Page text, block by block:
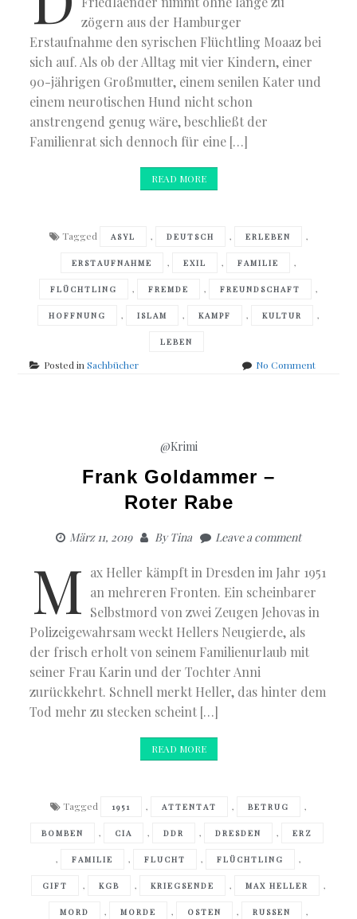
zögern aus der Hamburger
Erstaufnahme den syrischen Flüchtling Moaaz bei
sich auf. Als ob der Alltag mit vier Kindern, einer
90-jährigen Großmutter, einem senilen Kater und
einem neurotischen Hund nicht schon
anstrengend genug wäre, beschließt der
Familienrat sich dennoch für eine […]
READ MORE
Tagged ASYL , DEUTSCH , ERLEBEN ,
ERSTAUFNAHME , EXIL , FAMILIE ,
FLÜCHTLING , FREMDE , FREUNDSCHAFT ,
HOFFNUNG , ISLAM , KAMPF , KULTUR ,
LEBEN
Posted inSachbücher No Commenton
@Krimi
Frank Goldammer –
Roter Rabe
März 11, 2019 ByTina Leave a comment
M ax Heller kämpft in Dresden im Jahr 1951
an mehreren Fronten. Ein scheinbarer
Selbstmord von zwei Zeugen Jehovas in
Polizeigewahrsam weckt Hellers Neugierde, als
der frisch erholt von seinem Familienurlaub mit
seiner Frau Karin und der Tochter Anni
zurückkehrt. Schnell merkt Heller, das hinter dem
Tod mehr zu stecken scheint […]
READ MORE
Tagged 1951 , ATTENTAT , BETRUG ,
BOMBEN , CIA , DDR , DRESDEN , ERZ
, FAMILIE , FLUCHT , FLÜCHTLING ,
GIFT , KGB , KRIEGSENDE , MAX HELLER ,
MORD , MORDE , OSTEN , RUSSEN ,